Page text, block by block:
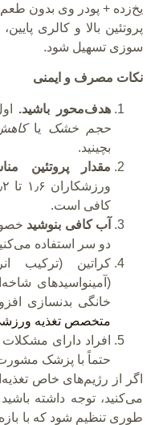
یخ‌زده + پودر وی بدون
پروتئین بالا و کالری
سوزی تسهیل شود.
نکات مصرف و ایمنی
هدف‌محور باشید.
حجم خشک یا
بچینید.
مقدار پروتئین
کافی است.
آب کافی بنوشید
دو سر استفاده
(آمینواسیدهای
خانگی بدنسازی
متخصص تغذیه
افراد دارای
حتماً با پزشک
اگر از رژیم‌های خاص
می‌کنید، توجه داشته
طوری تنظیم شود که با